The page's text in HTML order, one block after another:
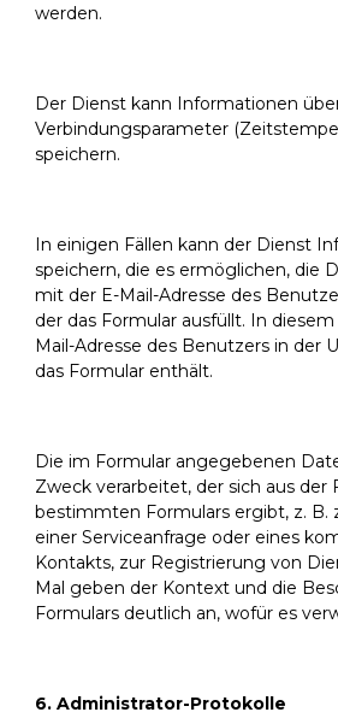
werden.
Der Dienst kann Informationen
Verbindungsparameter
speichern.
In einigen Fällen kann der Dienst
speichern, die es ermöglichen, die
mit der E-Mail-Adresse des
der das Formular ausfüllt. In
Mail-Adresse des Benutzers in der
das Formular enthält.
Die im Formular angegebenen
Zweck verarbeitet, der sich aus der
bestimmten Formulars ergibt, z. B.
einer Serviceanfrage oder eines
Kontakts, zur Registrierung von
Mal geben der Kontext und die
Formulars deutlich an, wofür es
6. Administrator-Protokolle